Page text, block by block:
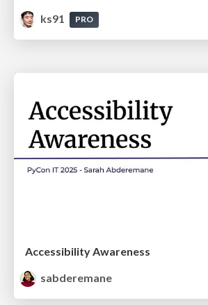
ks91
PRO
Accessibility Awareness
sabderemane